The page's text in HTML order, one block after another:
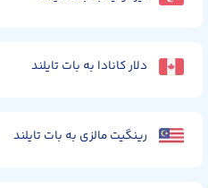
دلار کانادا به بات تایلند
رینگیت مالزی به بات تایلند